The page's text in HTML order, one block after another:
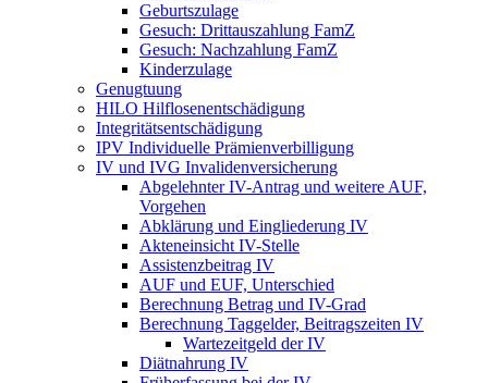
Geburtszulage
Gesuch: Drittauszahlung FamZ
Gesuch: Nachzahlung FamZ
Kinderzulage
Genugtuung
HILO Hilflosenentschädigung
Integritätsentschädigung
IPV Individuelle Prämienverbilligung
IV und IVG Invalidenversicherung
Abgelehnter IV-Antrag und weitere AUF,
Vorgehen
Abklärung und Eingliederung IV
Akteneinsicht IV-Stelle
Assistenzbeitrag IV
AUF und EUF, Unterschied
Berechnung Betrag und IV-Grad
Berechnung Taggelder, Beitragszeiten IV
Wartezeitgeld der IV
Diätnahrung IV